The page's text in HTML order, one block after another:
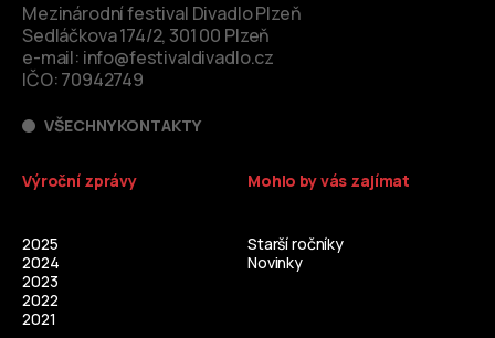
Mezinárodní festival Divadlo Plzeň
Sedláčkova 174/2, 301 00 Plzeň
e-mail: info@festivaldivadlo.cz
IČO: 70942749
VŠECHNY KONTAKTY
Výroční zprávy
2025
2024
2023
2022
2021
Mohlo by vás zajímat
Starší ročníky
Novinky